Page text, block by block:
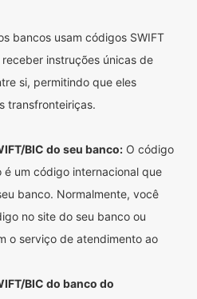
bancos usam códigos SWIFT
instruções únicas de
si, permitindo que eles
transfronteiriças.
BIC do seu banco: O código
é um código internacional que
banco. Normalmente, você
no site do seu banco ou
o serviço de atendimento ao
BIC do banco do